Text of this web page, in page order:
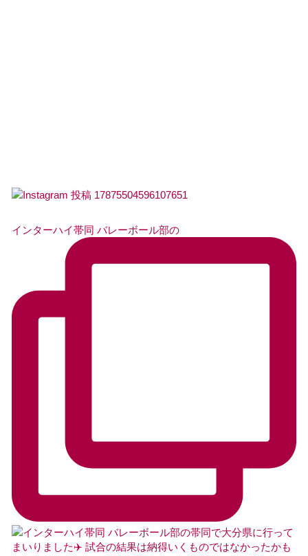
インターハイ帯同 バレーボール部の